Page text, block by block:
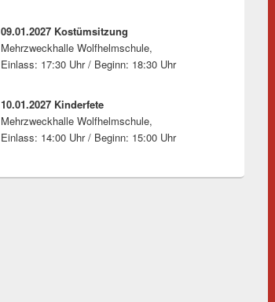
09.01.2027 Kostümsitzung
Mehrzweckhalle Wolfhelmschule,
Einlass: 17:30 Uhr / Beginn: 18:30 Uhr
10.01.2027 Kinderfete
Mehrzweckhalle Wolfhelmschule,
Einlass: 14:00 Uhr / Beginn: 15:00 Uhr